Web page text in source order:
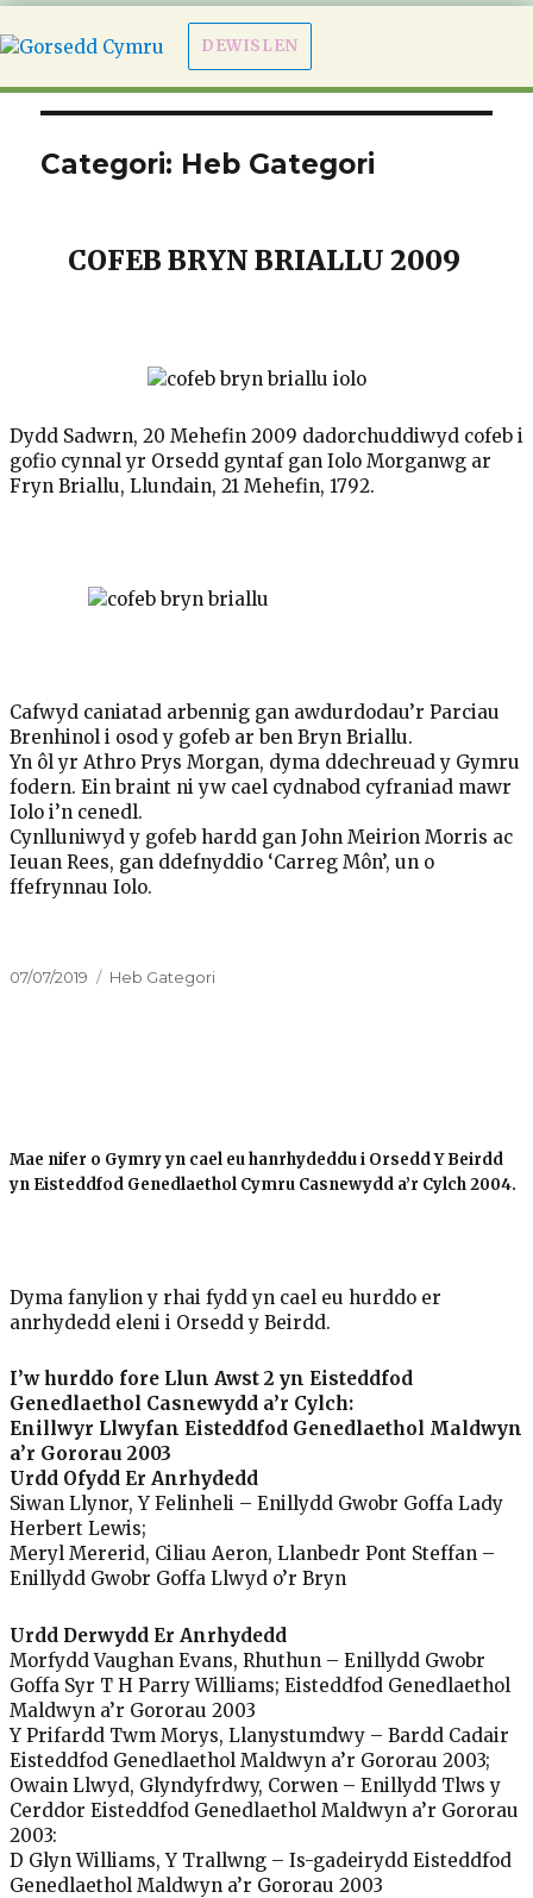
DEWISLEN
Categori: Heb Gategori
COFEB BRYN BRIALLU 2009
Dydd Sadwrn, 20 Mehefin 2009 dadorchuddiwyd cofeb i
gofio cynnal yr Orsedd gyntaf gan Iolo Morganwg ar
Fryn Briallu, Llundain, 21 Mehefin, 1792.
Cafwyd caniatad arbennig gan awdurdodau’r Parciau
Brenhinol i osod y gofeb ar ben Bryn Briallu.
Yn ôl yr Athro Prys Morgan, dyma ddechreuad y Gymru
fodern. Ein braint ni yw cael cydnabod cyfraniad mawr
Iolo i’n cenedl.
Cynlluniwyd y gofeb hardd gan John Meirion Morris ac
Ieuan Rees, gan ddefnyddio ‘Carreg Môn’, un o
ffefrynnau Iolo.
Cofnodwyd
07/07/2019 Categorïau
Heb Gategori
Mae nifer o Gymry yn cael eu hanrhydeddu i Orsedd Y Beirdd
yn Eisteddfod Genedlaethol Cymru Casnewydd a’r Cylch 2004.
Dyma fanylion y rhai fydd yn cael eu hurddo er
anrhydedd eleni i Orsedd y Beirdd.
I’w hurddo fore Llun Awst 2 yn Eisteddfod
Genedlaethol Casnewydd a’r Cylch:
Enillwyr Llwyfan Eisteddfod Genedlaethol Maldwyn
a’r Gororau 2003
Urdd Ofydd Er Anrhydedd
Siwan Llynor, Y Felinheli – Enillydd Gwobr Goffa Lady
Herbert Lewis;
Meryl Mererid, Ciliau Aeron, Llanbedr Pont Steffan –
Enillydd Gwobr Goffa Llwyd o’r Bryn
Urdd Derwydd Er Anrhydedd
Morfydd Vaughan Evans, Rhuthun – Enillydd Gwobr
Goffa Syr T H Parry Williams; Eisteddfod Genedlaethol
Maldwyn a’r Gororau 2003
Y Prifardd Twm Morys, Llanystumdwy – Bardd Cadair
Eisteddfod Genedlaethol Maldwyn a’r Gororau 2003;
Owain Llwyd, Glyndyfrdwy, Corwen – Enillydd Tlws y
Cerddor Eisteddfod Genedlaethol Maldwyn a’r Gororau
2003:
D Glyn Williams, Y Trallwng – Is-gadeirydd Eisteddfod
Genedlaethol Maldwyn a’r Gororau 2003